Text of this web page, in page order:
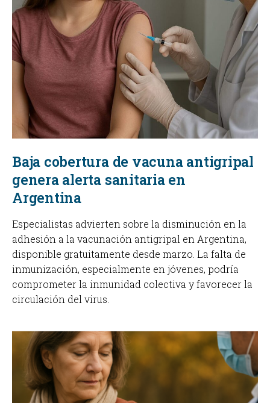
Baja cobertura de vacuna antigripal
genera alerta sanitaria en
Argentina
Especialistas advierten sobre la disminución en la
adhesión a la vacunación antigripal en Argentina,
disponible gratuitamente desde marzo. La falta de
inmunización, especialmente en jóvenes, podría
comprometer la inmunidad colectiva y favorecer la
circulación del virus.